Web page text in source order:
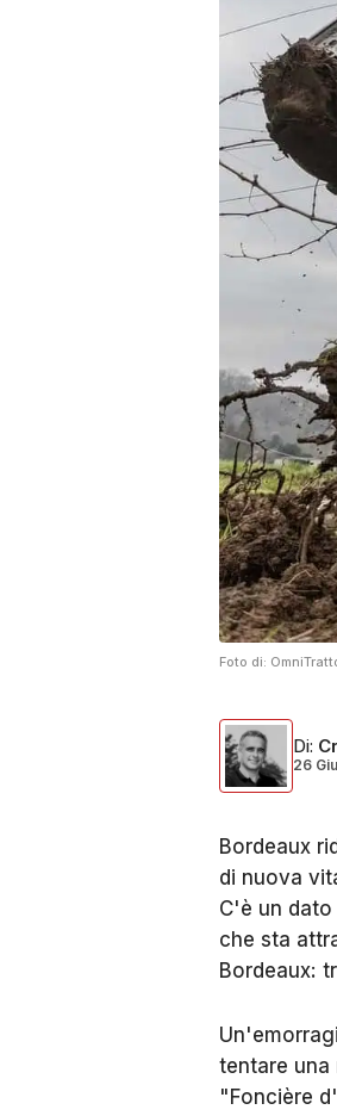
Foto di:
Di:
26 Giu
Bordeaux
di nuova
C'è un
che sta
Bordeaux:
tentare
"Foncière